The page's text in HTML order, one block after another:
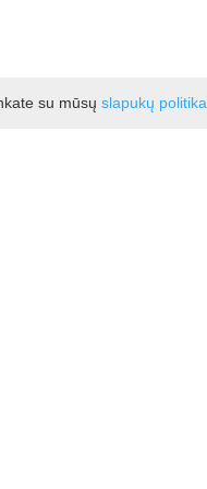
su mūsų slapukų politika